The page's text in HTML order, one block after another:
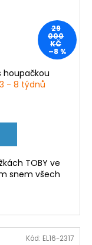
29
000
KČ
–8 %
houpačkou
3 - 8 týdnů
TOBY ve
snem všech
Kód: EL16-2317